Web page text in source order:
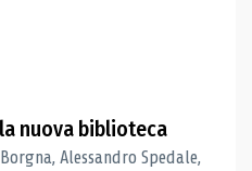
nuova biblioteca
Alessandro Spedale,